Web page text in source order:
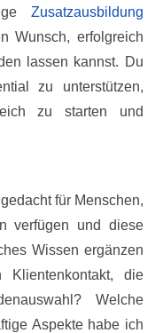
Zusatzausbildung
Wunsch, erfolgreich
lassen kannst. Du
zu unterstützen,
zu starten und
für Menschen,
verfügen und diese
Wissen ergänzen
die
Welche
Aspekte habe ich